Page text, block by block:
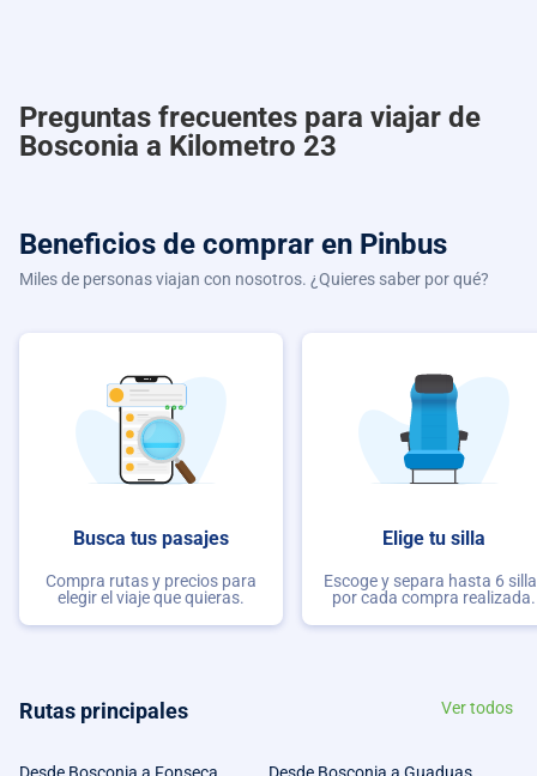
Preguntas frecuentes para viajar de
Bosconia a Kilometro 23
Beneficios de comprar en Pinbus
Miles de personas viajan con nosotros. ¿Quieres saber por qué?
Busca tus pasajes
Compra rutas y precios para
elegir el viaje que quieras.
Elige tu silla
Escoge y separa hasta 6
por cada compra realizada.
Rutas principales Ver todos